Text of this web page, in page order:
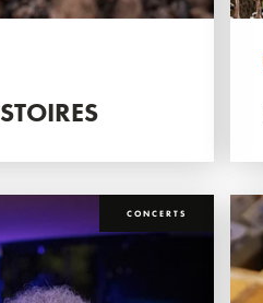
CONCERTS